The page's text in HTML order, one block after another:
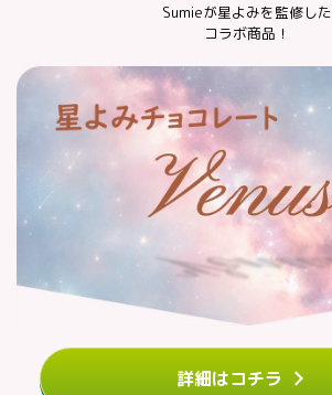
Sumieが星よみを監修した
コラボ商品！
詳細はコチラ